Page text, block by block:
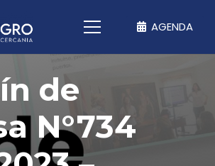
AGENDA
de
N°734